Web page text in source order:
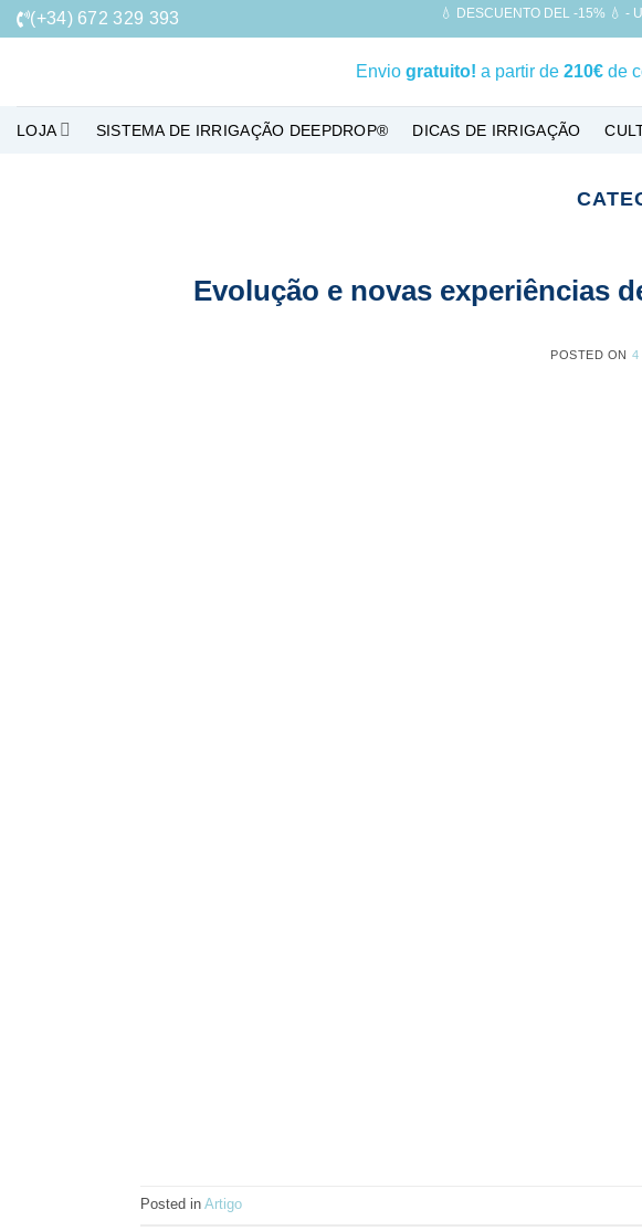
Skip
to
(+34) 672 329 393 💧 DESCUENTO DEL -15% 💧 -
Enviogratuito! a partir de210€ de
LOJA SISTEMA DE IRRIGAÇÃO DEEPDROP® DICAS DE IRRIGAÇÃO
Evolução e novas experiências
POSTED ON 4
Posted in Artigo